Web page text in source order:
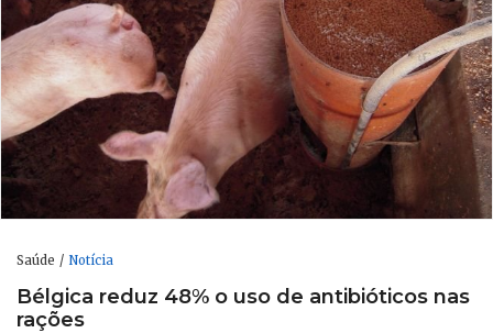
Saúde Notícia
Bélgica reduz 48% o uso de antibióticos nas
rações